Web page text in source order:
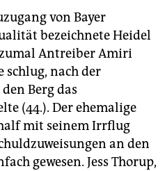
von Bayer
bezeichnete Heidel
Antreiber Amiri
schlug, nach der
Berg das
(44.). Der ehemalige
mit seinem Irrflug
an den
gewesen. Jess Thorup,